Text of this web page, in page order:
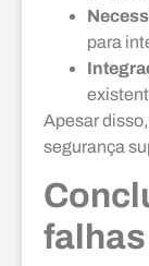
para
Apesar
segurança